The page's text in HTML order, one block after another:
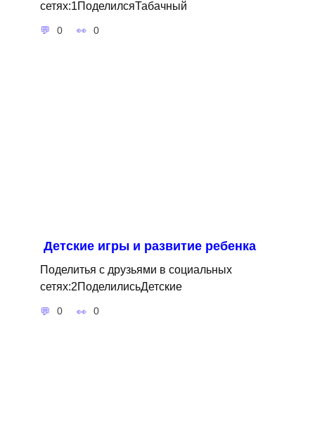
сетях:1ПоделилсяТабачный
0 0
Детские игры и развитие ребенка
Поделитья с друзьями в социальных
сетях:2ПоделилисьДетские
0 0